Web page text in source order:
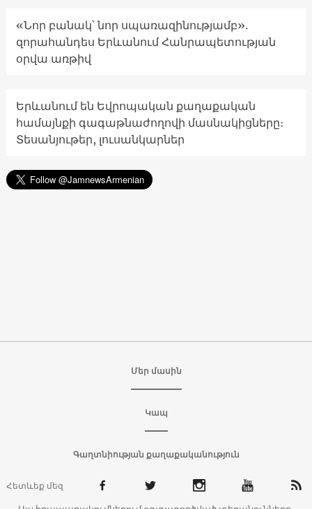
«Նոր բանակ՝ նոր սպառազինությամբ».
զորահանդես Երևանում Հանրապետության
օրվա առթիվ
Երևանում են Եվրոպական քաղաքական
համայնքի գագաթնաժողովի մասնակիցները։
Տեսանյութեր, լուսանկարներ
Մեր մասին
Կապ
Գաղտնիության քաղաքականություն
Հետևեք մեզ